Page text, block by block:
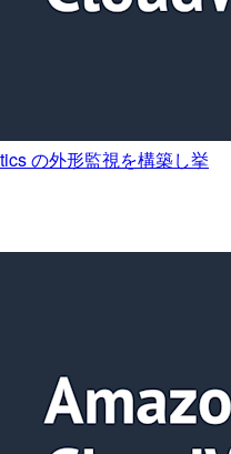
の外形監視を構築し挙